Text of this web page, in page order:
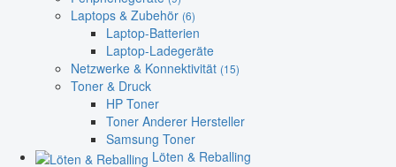
Laptops & Zubehör (6)
Laptop-Batterien
Laptop-Ladegeräte
Netzwerke & Konnektivität (15)
Toner & Druck
HP Toner
Toner Anderer Hersteller
Samsung Toner
Löten & Reballing